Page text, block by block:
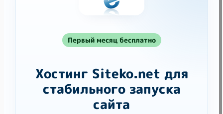
Первый месяц бесплатно
Хостинг Siteko.net для
стабильного запуска
сайта